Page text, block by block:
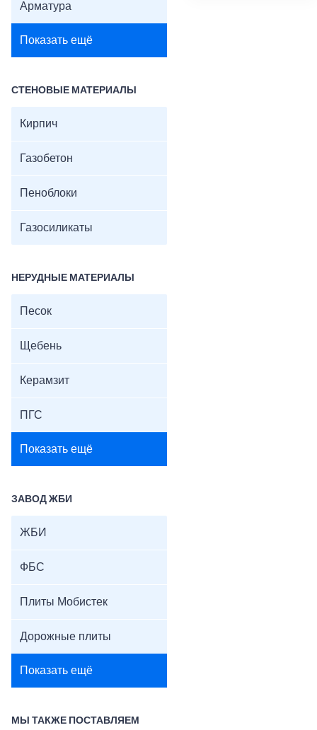
Арматура
Показать ещё
СТЕНОВЫЕ МАТЕРИАЛЫ
Кирпич
Газобетон
Пеноблоки
Газосиликаты
НЕРУДНЫЕ МАТЕРИАЛЫ
Песок
Щебень
Керамзит
ПГС
Показать ещё
ЗАВОД ЖБИ
ЖБИ
ФБС
Плиты Мобистек
Дорожные плиты
Показать ещё
МЫ ТАКЖЕ ПОСТАВЛЯЕМ